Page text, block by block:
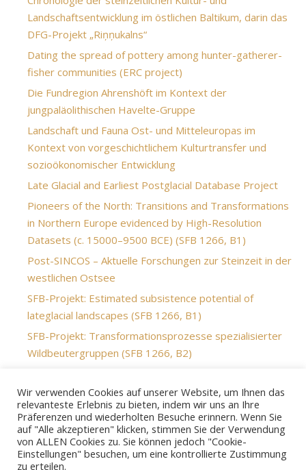
Landschaftsentwicklung im östlichen Baltikum, darin das
DFG-Projekt „Riņņukalns“
Dating the spread of pottery among hunter-gatherer-
fisher communities (ERC project)
Die Fundregion Ahrenshöft im Kontext der
jungpaläolithischen Havelte-Gruppe
Landschaft und Fauna Ost- und Mitteleuropas im
Kontext von vorgeschichtlichem Kulturtransfer und
sozioökonomischer Entwicklung
Late Glacial and Earliest Postglacial Database Project
Pioneers of the North: Transitions and Transformations
in Northern Europe evidenced by High-Resolution
Datasets (c. 15000–9500 BCE) (SFB 1266, B1)
Post-SINCOS – Aktuelle Forschungen zur Steinzeit in der
westlichen Ostsee
SFB-Projekt: Estimated subsistence potential of
lateglacial landscapes (SFB 1266, B1)
SFB-Projekt: Transformationsprozesse spezialisierter
Wildbeutergruppen (SFB 1266, B2)
Technological transformations in the Lateglacial–
Hunter-gatherers in a changing environment
Wir verwenden Cookies auf unserer Website, um Ihnen das
relevanteste Erlebnis zu bieten, indem wir uns an Ihre
Präferenzen und wiederholten Besuche erinnern. Wenn Sie
auf "Alle akzeptieren" klicken, stimmen Sie der Verwendung
von ALLEN Cookies zu. Sie können jedoch "Cookie-
Einstellungen" besuchen, um eine kontrollierte Zustimmung
zu erteilen.